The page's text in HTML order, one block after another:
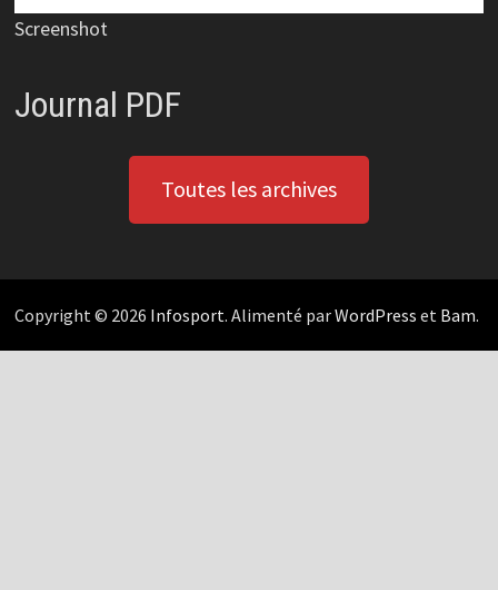
Screenshot
Journal PDF
Toutes les archives
Copyright © 2026 Infosport. Alimenté parWordPress et Bam.